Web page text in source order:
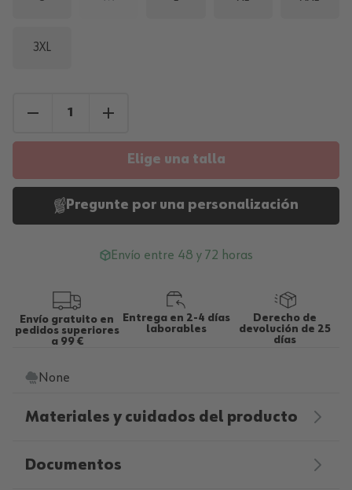
3XL
Elige una talla
Pregunte por una personalización
Envío entre 48 y 72 horas
Envío gratuito en
pedidos superiores
a 99 €
Entrega en 2-4 días
laborables
Derecho de
devolución de 25
días
None
Materiales y cuidados del producto
Documentos